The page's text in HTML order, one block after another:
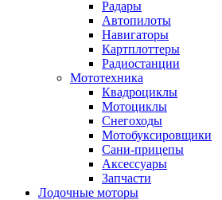
Радары
Автопилоты
Навигаторы
Картплоттеры
Радиостанции
Мототехника
Квадроциклы
Мотоциклы
Снегоходы
Мотобуксировщики
Сани-прицепы
Аксессуары
Запчасти
Лодочные моторы